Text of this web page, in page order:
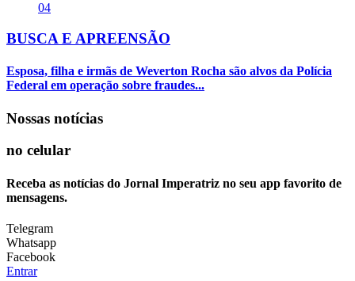
04
BUSCA E APREENSÃO
Esposa, filha e irmãs de Weverton Rocha são alvos da Polícia
Federal em operação sobre fraudes...
Nossas notícias
no celular
Receba as notícias do Jornal Imperatriz no seu app favorito de
mensagens.
Telegram
Whatsapp
Facebook
Entrar